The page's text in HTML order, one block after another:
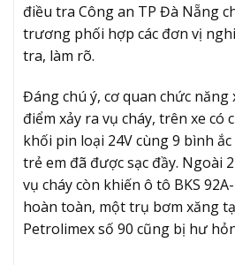
điều tra Công an TP Đà Nẵng
trương phối hợp các đơn vị
tra, làm rõ.
Đáng chú ý, cơ quan chức năng
điểm xảy ra vụ cháy, trên xe có
khối pin loại 24V cùng 9 bình
trẻ em đã được sạc đầy. Ngoài
vụ cháy còn khiến ô tô BKS
hoàn toàn, một trụ bơm xăng
Petrolimex số 90 cũng bị hư